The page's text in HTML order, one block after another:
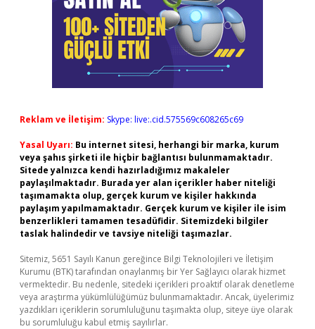
Reklam ve İletişim: Skype: live:.cid.575569c608265c69
Yasal Uyarı: Bu internet sitesi, herhangi bir marka, kurum
veya şahıs şirketi ile hiçbir bağlantısı bulunmamaktadır.
Sitede yalnızca kendi hazırladığımız makaleler
paylaşılmaktadır. Burada yer alan içerikler haber niteliği
taşımamakta olup, gerçek kurum ve kişiler hakkında
paylaşım yapılmamaktadır. Gerçek kurum ve kişiler ile isim
benzerlikleri tamamen tesadüfidir. Sitemizdeki bilgiler
taslak halindedir ve tavsiye niteliği taşımazlar.
Sitemiz, 5651 Sayılı Kanun gereğince Bilgi Teknolojileri ve İletişim
Kurumu (BTK) tarafından onaylanmış bir Yer Sağlayıcı olarak hizmet
vermektedir. Bu nedenle, sitedeki içerikleri proaktif olarak denetleme
veya araştırma yükümlülüğümüz bulunmamaktadır. Ancak, üyelerimiz
yazdıkları içeriklerin sorumluluğunu taşımakta olup, siteye üye olarak
bu sorumluluğu kabul etmiş sayılırlar.